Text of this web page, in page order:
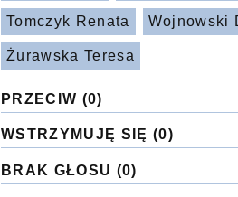
Tomczyk Renata Wojnowski
Żurawska Teresa
PRZECIW (0)
WSTRZYMUJĘ SIĘ (0)
BRAK GŁOSU (0)